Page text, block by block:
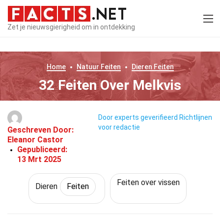
Zet je nieuwsgierigheid om in ontdekking
Home Natuur Feiten Dieren Feiten
32 Feiten Over Melkvis
Geschreven Door:
Eleanor Castor
Gepubliceerd:
13 Mrt 2025
Door experts geverifieerd Richtlijnen
voor redactie
Dieren Feiten Feiten over vissen